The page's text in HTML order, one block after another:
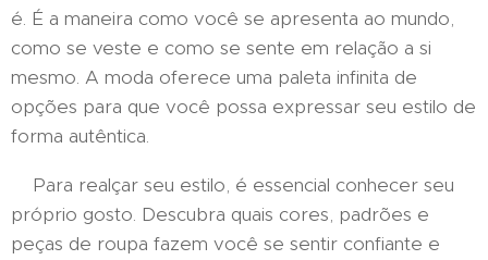
é. É a maneira como você se apresenta ao mundo,
como se veste e como se sente em relação a si
mesmo. A moda oferece uma paleta infinita de
opções para que você possa expressar seu estilo de
forma autêntica.
Para realçar seu estilo, é essencial conhecer seu
próprio gosto. Descubra quais cores, padrões e
peças de roupa fazem você se sentir confiante e